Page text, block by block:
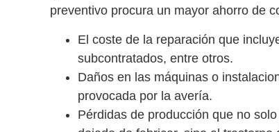
preventivo procura un mayor ahorro de
El coste de la reparación que
subcontratados, entre otros.
Daños en las máquinas o
provocada por la avería.
Pérdidas de producción que no